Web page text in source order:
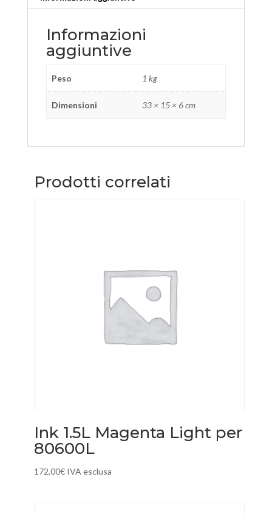
Informazioni
aggiuntive
Peso 1 kg
Dimensioni 33 × 15 × 6 cm
Prodotti correlati
Ink 1.5L Magenta Light per
80600L
172,00€ IVA esclusa